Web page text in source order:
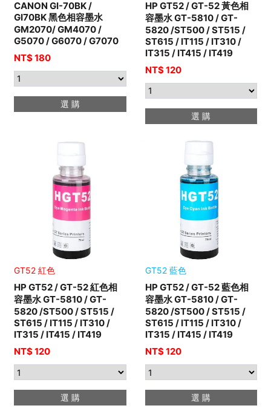
CANON GI-70BK /
GI70BK 黑色相容墨水
GM2070/ GM4070 /
G5070 / G6070 / G7070
NT$ 180
選 購
HP GT52 / GT-52 黃色相
容墨水 GT-5810 / GT-
5820 /ST500 / ST515 /
ST615 / IT115 / IT310 /
IT315 / IT415 / IT419
NT$ 120
選 購
GT52 紅色
HP GT52 / GT-52 紅色相
容墨水 GT-5810 / GT-
5820 /ST500 / ST515 /
ST615 / IT115 / IT310 /
IT315 / IT415 / IT419
NT$ 120
選 購
GT52 藍色
HP GT52 / GT-52 藍色相
容墨水 GT-5810 / GT-
5820 /ST500 / ST515 /
ST615 / IT115 / IT310 /
IT315 / IT415 / IT419
NT$ 120
選 購